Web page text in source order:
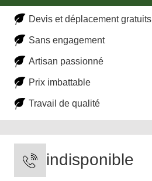
Devis et déplacement gratuits
Sans engagement
Artisan passionné
Prix imbattable
Travail de qualité
indisponible